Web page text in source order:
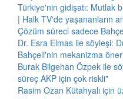
Türkiye'nin gidişatı: Mutlak
| Halk TV'de yaşananların
Çözüm süreci sadece
Dr. Esra Elmas ile söyleşi:
Bahçeli'nin mekanizma
Burak Bilgehan Özpek ile
süreç AKP için çok riskli"
Rasim Ozan Kütahyalı için